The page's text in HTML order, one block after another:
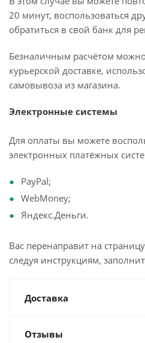
20 минут, воспользоваться
обратиться в свой банк для
Безналичным расчётом
курьерской доставке,
самовывоза из магазина.
Электронные системы
Для оплаты вы можете
электронных платёжных
PayPal;
WebMoney;
Яндекс.Деньги.
Вас перенаправит на
следуя инструкциям,
Доставка
Отзывы